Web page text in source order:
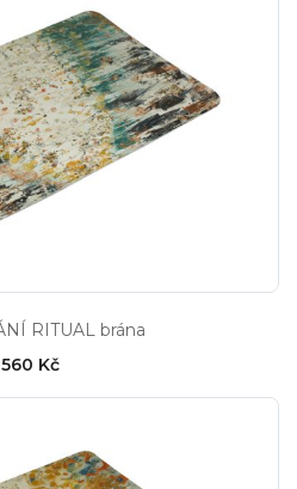
RITUAL brána
560 Kč